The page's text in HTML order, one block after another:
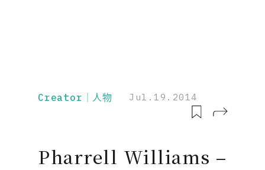
Creator｜人物 Jul.19.2014
Pharrell Williams –